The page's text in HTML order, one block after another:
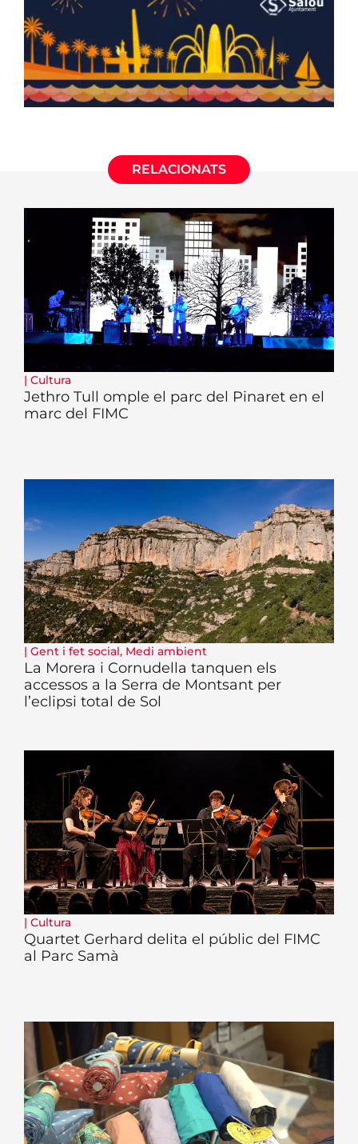
RELACIONATS
| Cultura
Jethro Tull omple el parc del Pinaret en el
marc del FIMC
| Gent i fet social, Medi ambient
La Morera i Cornudella tanquen els
accessos a la Serra de Montsant per
l’eclipsi total de Sol
| Cultura
Quartet Gerhard delita el públic del FIMC
al Parc Samà